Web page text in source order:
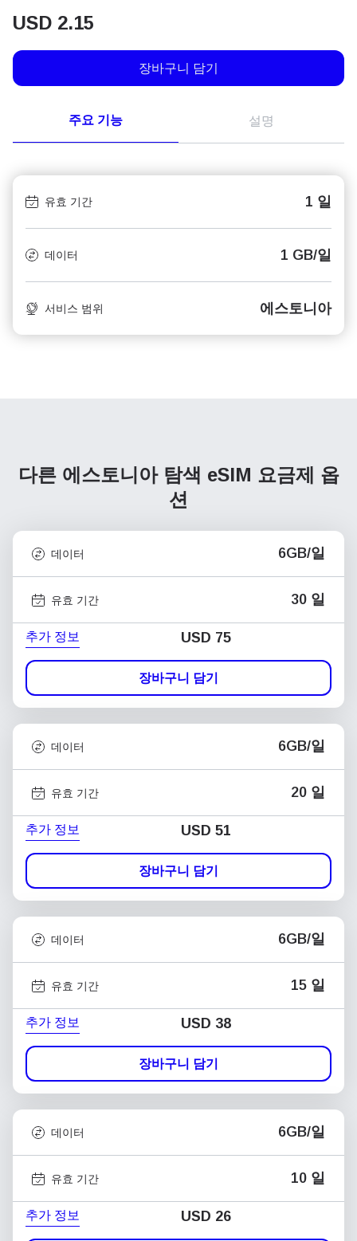
USD 2.15
장바구니 담기
주요 기능 설명
유효 기간 1 일
데이터 1 GB/일
서비스 범위 에스토니아
다른 에스토니아 탐색 eSIM 요금제 옵
션
데이터 6GB/일
유효 기간 30 일
추가 정보 USD 75
장바구니 담기
데이터 6GB/일
유효 기간 20 일
추가 정보 USD 51
장바구니 담기
데이터 6GB/일
유효 기간 15 일
추가 정보 USD 38
장바구니 담기
데이터 6GB/일
유효 기간 10 일
추가 정보 USD 26